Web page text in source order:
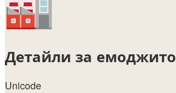
Детайли за емоджито
Unicode